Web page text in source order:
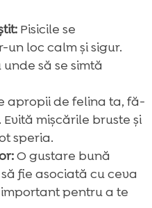
Pisicile se
loc calm și sigur.
să se simtă
apropii de felina ta, fă-
mișcările bruste și
speria.
O gustare bună
fie asociată cu ceva
pentru a te